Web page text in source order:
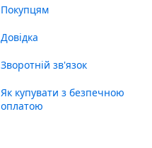
Покупцям
Довідка
Зворотній зв'язок
Як купувати з безпечною
оплатою